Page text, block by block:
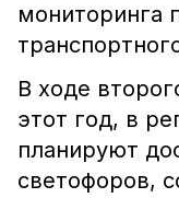
мониторинга
В ходе
этот год, в
планируют
светофоров,